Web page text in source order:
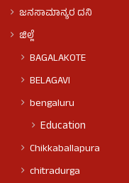
ಜನಸಾಮಾನ್ಯರ ದನಿ
ಜಿಲ್ಲೆ
BAGALAKOTE
BELAGAVI
bengaluru
Education
Chikkaballapura
chitradurga